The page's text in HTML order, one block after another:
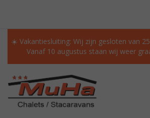
☀️ Vakantiesluiting: Wij zijn gesloten van
Vanaf 10 augustus staan wij weer